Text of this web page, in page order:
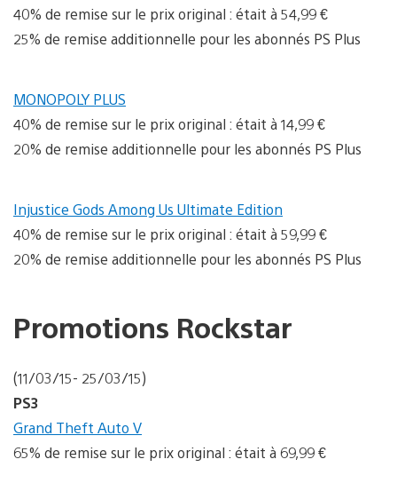
40% de remise sur le prix original : était à 54,99 €
25% de remise additionnelle pour les abonnés PS Plus
MONOPOLY PLUS
40% de remise sur le prix original : était à 14,99 €
20% de remise additionnelle pour les abonnés PS Plus
Injustice Gods Among Us Ultimate Edition
40% de remise sur le prix original : était à 59,99 €
20% de remise additionnelle pour les abonnés PS Plus
Promotions Rockstar
(11/03/15- 25/03/15)
PS3
Grand Theft Auto V
65% de remise sur le prix original : était à 69,99 €